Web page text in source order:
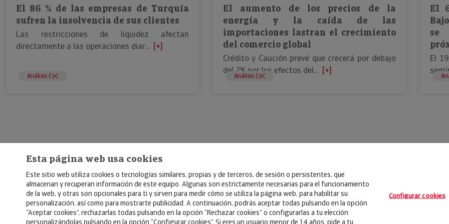
El 86 % de las empresas de Turquía
sufren la insolvencia de sus clientes
Las restricciones de liquidez afectan
directamente a las operaciones diar... [+]
Análisis CyC
El aumento de los precios de la
energía y la caída de las
importaciones lastran el crecimiento
del comercio global
Crédito y Caución prevé que crecerá por debajo
del 2% por los efectos del... [+]
Análisis CyC
El
se
El
Esta página web usa cookies
Este sitio web utiliza cookies o tecnologías similares, propias y de terceros, de sesión o persistentes, que
almacenan y recuperan información de este equipo. Algunas son estrictamente necesarias para el funcionamiento
de la web, y otras son opcionales para ti y sirven para medir cómo se utiliza la página web, para habilitar su
personalización, así como para mostrarte publicidad. A continuación, podrás aceptar todas pulsando en la opción
“Aceptar cookies”, rechazarlas todas pulsando en la opción “Rechazar cookies” o configurarlas a tu elección
personalizándolas pulsando en la opción “Configurar cookies”. Si eres un usuario menor de 14 años, pide a tu
Configurar cookies